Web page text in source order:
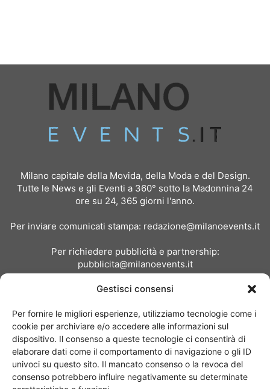
Gestisci consensi
Per fornire le migliori esperienze, utilizziamo tecnologie come i
cookie per archiviare e/o accedere alle informazioni sul
dispositivo. Il consenso a queste tecnologie ci consentirà di
elaborare dati come il comportamento di navigazione o gli ID
univoci su questo sito. Il mancato consenso o la revoca del
consenso potrebbero influire negativamente su determinate
Milano capitale della Movida, della Moda e del Design.
Tutte le News e gli Eventi a 360° sotto la Madonnina 24
ore su 24, 365 giorni l'anno.
Per inviare comunicati stampa: redazione@milanoevents.it
Per richiedere pubblicità e partnership:
pubblicita@milanoevents.it